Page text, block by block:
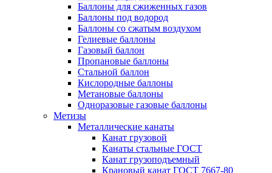
Баллоны для сжиженных газов
Баллоны под водород
Баллоны со сжатым воздухом
Гелиевые баллоны
Газовый баллон
Пропановые баллоны
Стальной баллон
Кислородные баллоны
Метановые баллоны
Одноразовые газовые баллоны
Метизы
Металлические канаты
Канат грузовой
Канаты стальные ГОСТ
Канат грузоподъемный
Крановый канат ГОСТ 7667-80